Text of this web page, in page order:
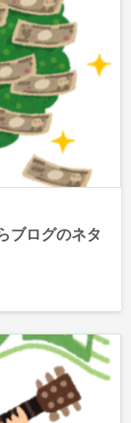
ブログのネタ